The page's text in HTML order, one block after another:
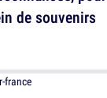
de souvenirs